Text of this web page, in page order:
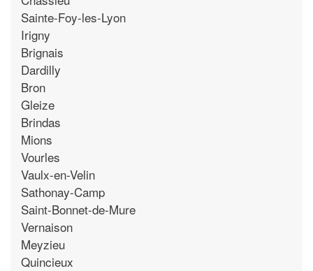
Sainte-Foy-les-Lyon
Irigny
Brignais
Dardilly
Bron
Gleize
Brindas
Mions
Vourles
Vaulx-en-Velin
Sathonay-Camp
Saint-Bonnet-de-Mure
Vernaison
Meyzieu
Quincieux